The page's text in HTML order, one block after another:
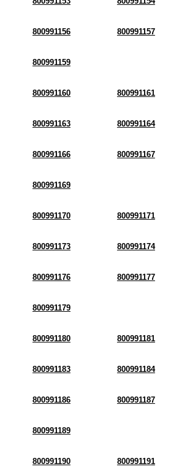
800991156 800991157
800991159
800991160 800991161
800991163 800991164
800991166 800991167
800991169
800991170 800991171
800991173 800991174
800991176 800991177
800991179
800991180 800991181
800991183 800991184
800991186 800991187
800991189
800991190 800991191